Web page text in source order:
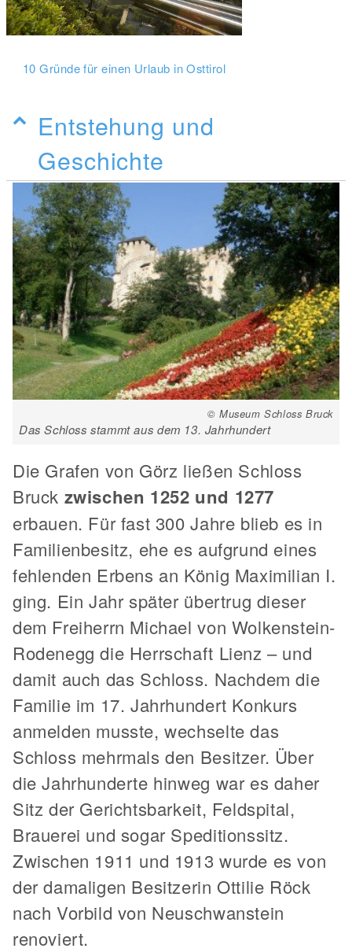
10 Gründe für einen Urlaub in Osttirol
Entstehung und
Geschichte
© Museum Schloss Bruck
Das Schloss stammt aus dem 13. Jahrhundert
Die Grafen von Görz ließen Schloss
Bruck zwischen 1252 und 1277
erbauen. Für fast 300 Jahre blieb es in
Familienbesitz, ehe es aufgrund eines
fehlenden Erbens an König Maximilian I.
ging. Ein Jahr später übertrug dieser
dem Freiherrn Michael von Wolkenstein-
Rodenegg die Herrschaft Lienz – und
damit auch das Schloss. Nachdem die
Familie im 17. Jahrhundert Konkurs
anmelden musste, wechselte das
Schloss mehrmals den Besitzer. Über
die Jahrhunderte hinweg war es daher
Sitz der Gerichtsbarkeit, Feldspital,
Brauerei und sogar Speditionssitz.
Zwischen 1911 und 1913 wurde es von
der damaligen Besitzerin Ottilie Röck
nach Vorbild von Neuschwanstein
renoviert.